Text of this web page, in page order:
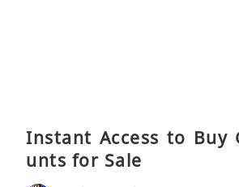
Instant Access to Buy
unts for Sale